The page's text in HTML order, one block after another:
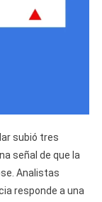
subió tres
señal de que la
Analistas
responde a una